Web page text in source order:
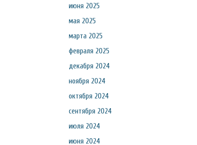
июня 2025
мая 2025
марта 2025
февраля 2025
декабря 2024
ноября 2024
октября 2024
сентября 2024
июля 2024
июня 2024